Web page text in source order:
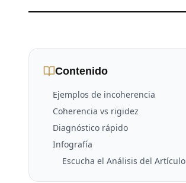
Contenido
Ejemplos de incoherencia
Coherencia vs rigidez
Diagnóstico rápido
Infografía
Escucha el Análisis del Artículo